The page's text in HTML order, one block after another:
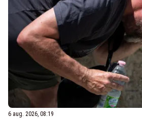
6 aug. 2026, 08:19